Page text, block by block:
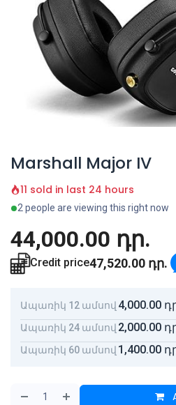
Marshall Major IV
11 sold in last 24 hours
2 people are viewing this right now
44,000.00 դր.
Credit price47,520.00 դր.
Ապառիկ 12 ամսով 4,000.00
Ապառիկ 24 ամսով 2,000.00
Ապառիկ 60 ամսով 1,400.00